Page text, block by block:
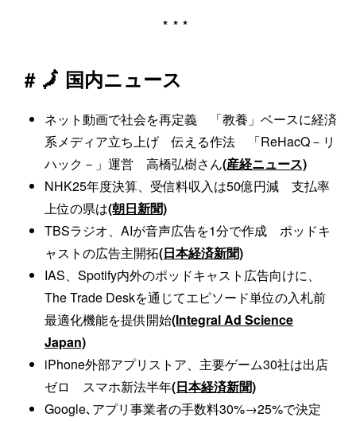
***
# 🗾 国内ニュース
ネット動画で社会を再定義 「教養」ベースに経済
系メディア立ち上げ 伝える作法 「ReHacQ－リ
ハック－」運営 高橋弘樹さん(産経ニュース)
NHK25年度決算、受信料収入は50億円減 支払率
上位の県は(朝日新聞)
TBSラジオ、AIが音声広告を1分で作成 ポッドキ
ャストの広告主開拓(日本経済新聞)
IAS、Spotify内外のポッドキャスト広告向けに、
The Trade Deskを通じてエピソード単位の入札前
最適化機能を提供開始(Integral Ad Science
Japan)
iPhone外部アプリストア、主要ゲーム30社は出店
ゼロ スマホ新法半年(日本経済新聞)
Google､アプリ事業者の手数料30%→25%で決定